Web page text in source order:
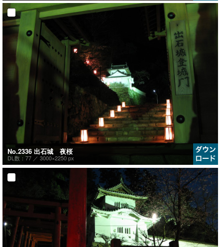
No.2336 出石城 夜桜
DL数：77 ／ 3000×2250 px